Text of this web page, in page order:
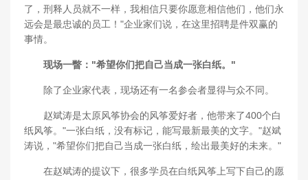
了，刑释人员就不一样，我相信只要你愿意相信他们，他们永
远会是最忠诚的员工！"企业家们说，在这里招聘是件双赢的
事情。
现场一瞥："希望你们把自己当成一张白纸。"
除了企业家代表，现场还有一名参会者显得与众不同。
赵斌涛是太原风筝协会的风筝爱好者，他带来了400个白
纸风筝。"一张白纸，没有标记，能写最新最美的文字。"赵斌
涛说，"希望你们把自己当成一张白纸，绘出最美好的未来。"
在赵斌涛的提议下，很多学员在白纸风筝上写下自己的愿